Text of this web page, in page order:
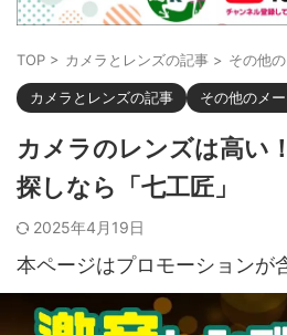
TOP > カメラとレンズの記事 > その他
カメラとレンズの記事 その他のメ
カメラのレンズは高い
探しなら「七工匠」
2025年4月19日
本ページはプロモーションが